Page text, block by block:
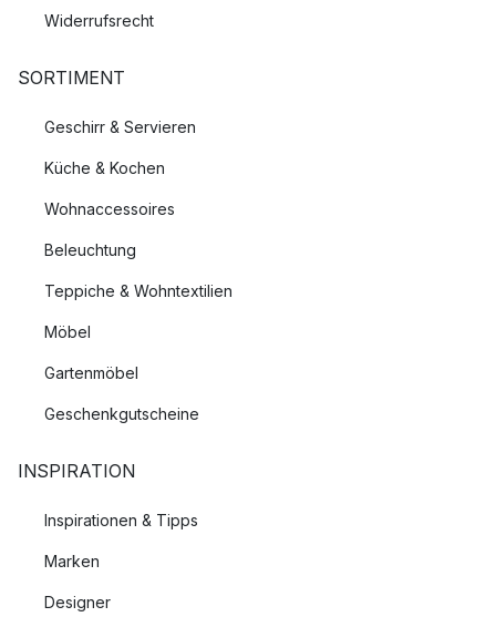
Widerrufsrecht
SORTIMENT
Geschirr & Servieren
Küche & Kochen
Wohnaccessoires
Beleuchtung
Teppiche & Wohntextilien
Möbel
Gartenmöbel
Geschenkgutscheine
INSPIRATION
Inspirationen & Tipps
Marken
Designer